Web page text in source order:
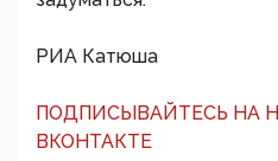
РИА Катюша
ПОДПИСЫВАЙТЕСЬ НА
ВКОНТАКТЕ